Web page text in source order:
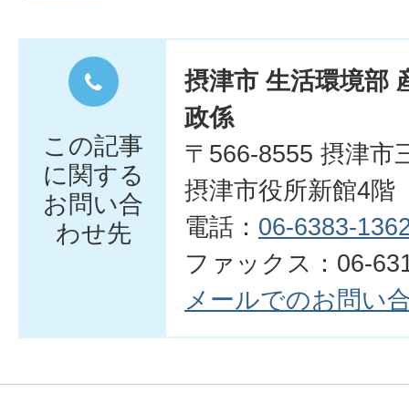
この記事
に関する
お問い合
わせ先
摂津市 生活環境部
政係
〒566-8555 摂津市
摂津市役所新館4階
電話： 06-6383-
ファックス：06-
メールでのお問い